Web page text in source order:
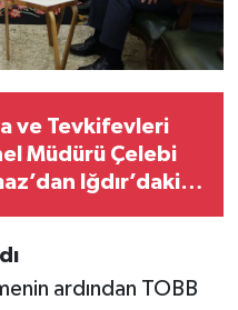
ve Tevkifevleri
Müdürü Çelebi
Iğdır’daki
ardından TOBB